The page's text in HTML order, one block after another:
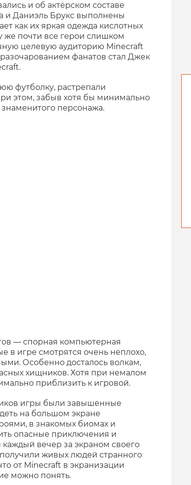
и об актёрском составе
Даниэль Брукс выполнены
как их яркая одежда кислотных
же почти все герои слишком
целевую аудиторию Minecraft
фанатов стал Джек
футболку, растрепали
этом, забыв хотя бы минимально
персонажа.
— спорная компьютерная
в игре смотрятся очень неплохо,
Особенно досталось волкам,
хищников. Хотя при немалом
приблизить к игровой.
игры были завышенные
на большом экране
в знакомых биомах и
опасные приключения и
вечер за экраном своего
живых людей странного
от Minecraft в экранизации
можно понять.